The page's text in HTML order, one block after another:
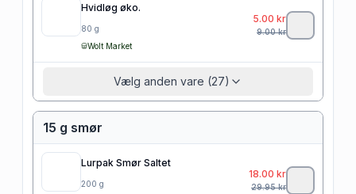
Hvidløg øko.
80 g
Wolt Market
5.00 kr
9.00kr
Vælg anden vare (27)
15 g smør
Lurpak Smør Saltet
200 g
18.00 kr
29.95kr